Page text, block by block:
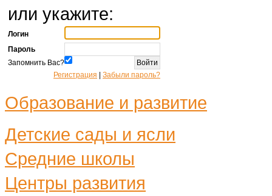
или укажите:
Логин
Пароль
Запомнить Вас?
Регистрация
Забыли пароль?
Образование и развитие
Детские сады и ясли
Средние школы
Центры развития